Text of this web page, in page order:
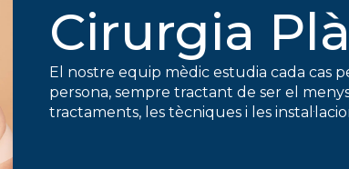
Cirurgia
El nostre equip mèdic estudia cada cas
persona, sempre tractant de ser el
tractaments, les tècniques i les